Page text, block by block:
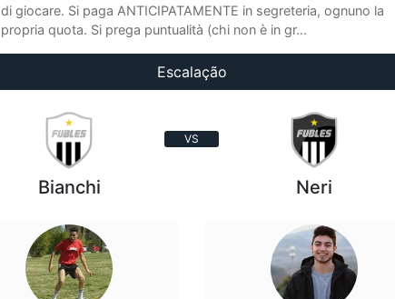
di giocare. Si paga ANTICIPATAMENTE in segreteria, ognuno la
propria quota. Si prega puntualità (chi non è in gr...
Escalação
VS
Bianchi Neri